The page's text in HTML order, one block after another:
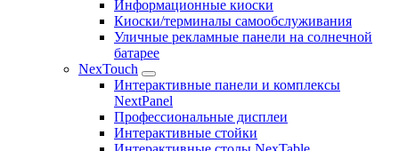
Информационные киоски
Киоски/терминалы самообслуживания
Уличные рекламные панели на солнечной
батарее
NexTouch
Интерактивные панели и комплексы
NextPanel
Профессиональные дисплеи
Интерактивные стойки